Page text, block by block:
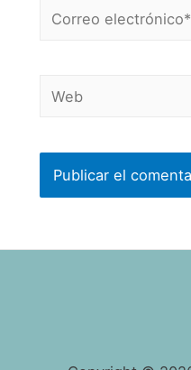
Correo
Web